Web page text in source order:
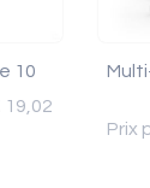
10
19,02
Prix